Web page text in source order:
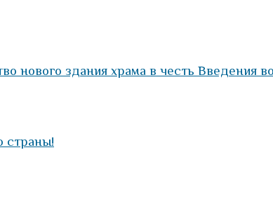
нового здания храма в честь Введения
страны!